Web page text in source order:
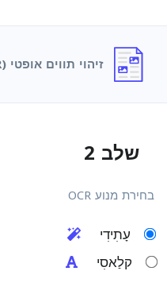
זיהוי תווים אופטי (OCR) של תמונה
שלב 2
בחירת מנוע OCR
עָתִידִי
קלַאסִי